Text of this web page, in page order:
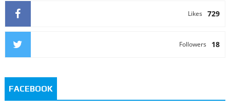
729
Likes
18
Followers
FACEBOOK